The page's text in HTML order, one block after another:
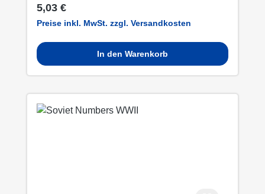
Regulärer Preis:
5,03 €
Preise inkl. MwSt. zzgl. Versandkosten
In den Warenkorb